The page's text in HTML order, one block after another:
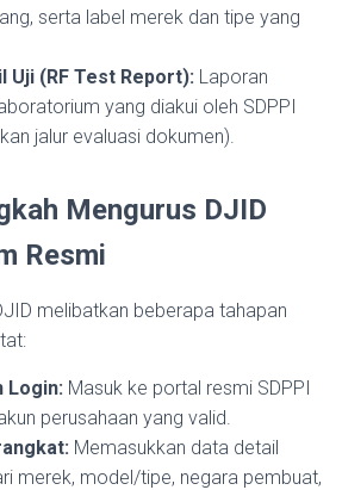
serta label merek dan tipe yang
Uji (RF Test Report): Laporan
yang diakui oleh SDPPI
jalur evaluasi dokumen).
Mengurus DJID
Resmi
melibatkan beberapa tahapan
Login: Masuk ke portal resmi SDPPI
perusahaan yang valid.
Memasukkan data detail
merek, model/tipe, negara pembuat,